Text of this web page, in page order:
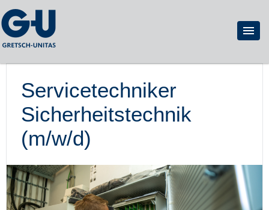
Servicetechniker
Sicherheitstechnik
(m/w/d)